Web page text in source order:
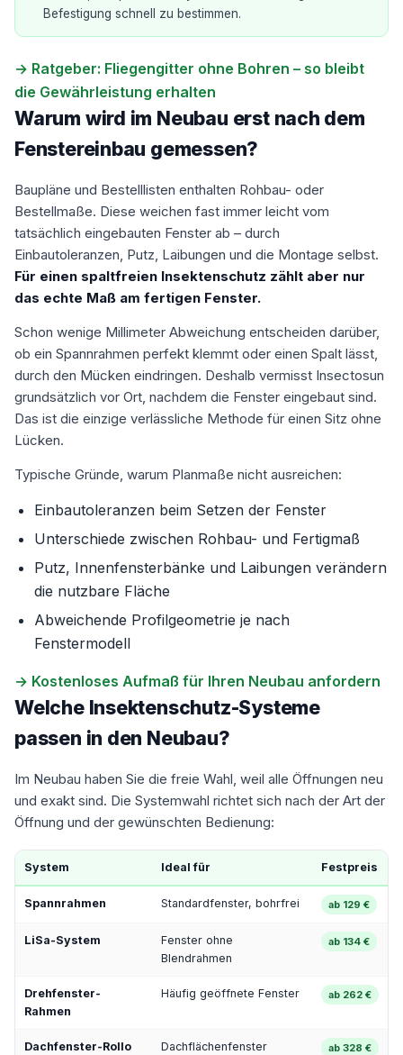
Befestigung schnell zu bestimmen.
→ Ratgeber: Fliegengitter ohne Bohren – so bleibt
die Gewährleistung erhalten
Warum wird im Neubau erst nach dem
Fenstereinbau gemessen?
Baupläne und Bestelllisten enthalten Rohbau- oder
Bestellmaße. Diese weichen fast immer leicht vom
tatsächlich eingebauten Fenster ab – durch
Einbautoleranzen, Putz, Laibungen und die Montage selbst.
Für einen spaltfreien Insektenschutz zählt aber nur
das echte Maß am fertigen Fenster.
Schon wenige Millimeter Abweichung entscheiden darüber,
ob ein Spannrahmen perfekt klemmt oder einen Spalt lässt,
durch den Mücken eindringen. Deshalb vermisst Insectosun
grundsätzlich vor Ort, nachdem die Fenster eingebaut sind.
Das ist die einzige verlässliche Methode für einen Sitz ohne
Lücken.
Typische Gründe, warum Planmaße nicht ausreichen:
Einbautoleranzen beim Setzen der Fenster
Unterschiede zwischen Rohbau- und Fertigmaß
Putz, Innenfensterbänke und Laibungen verändern
die nutzbare Fläche
Abweichende Profilgeometrie je nach
Fenstermodell
→ Kostenloses Aufmaß für Ihren Neubau anfordern
Welche Insektenschutz-Systeme
passen in den Neubau?
Im Neubau haben Sie die freie Wahl, weil alle Öffnungen neu
und exakt sind. Die Systemwahl richtet sich nach der Art der
Öffnung und der gewünschten Bedienung:
System Ideal für Festpreis
Spannrahmen Standardfenster, bohrfrei ab 129 €
LiSa-System
Fenster ohne
Blendrahmen
ab 134 €
Drehfenster-
Rahmen
Häufig geöffnete Fenster ab 262 €
Dachfenster-Rollo Dachflächenfenster ab 328 €